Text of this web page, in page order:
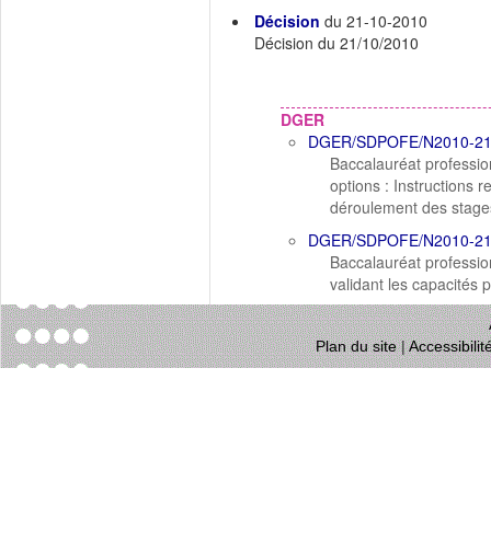
Décision du 21-10-2010
Décision du 21/10/2010
DGER
DGER/SDPOFE/N2010-
Baccalauréat
options : Instructions
déroulement des
DGER/SDPOFE/N2010-
Baccalauréat
validant les capacités
Plan du site|